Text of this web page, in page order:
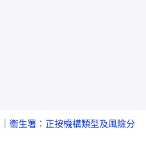
衞生署：正按機構類型及風險分